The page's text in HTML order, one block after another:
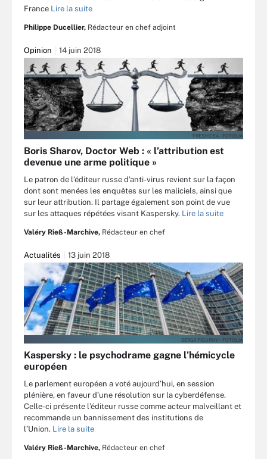
France Lire la suite
Philippe Ducellier, Rédacteur en chef adjoint
Opinion 14 juin 2018
FRESHIDEA - FOTOLIA
Boris Sharov, Doctor Web : « l’attribution est
devenue une arme politique »
Le patron de l’éditeur russe d’anti-virus revient sur la façon
dont sont menées les enquêtes sur les maliciels, ainsi que
sur leur attribution. Il partage également son point de vue
sur les attaques répétées visant Kaspersky. Lire la suite
Valéry Rieß-Marchive, Rédacteur en chef
Actualités 13 juin 2018
SERGII FIGURNYI - FOTOLIA
Kaspersky : le psychodrame gagne l’hémicycle
européen
Le parlement européen a voté aujourd’hui, en session
plénière, en faveur d’une résolution sur la cyberdéfense.
Celle-ci présente l’éditeur russe comme acteur malveillant et
recommande un bannissement des institutions de
l’Union. Lire la suite
Valéry Rieß-Marchive, Rédacteur en chef